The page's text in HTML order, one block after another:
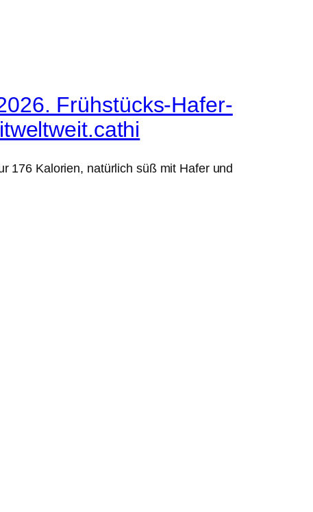
Frühstücks-Hafer-
176 Kalorien, natürlich süß mit Hafer und